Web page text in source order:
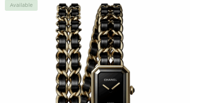
Available